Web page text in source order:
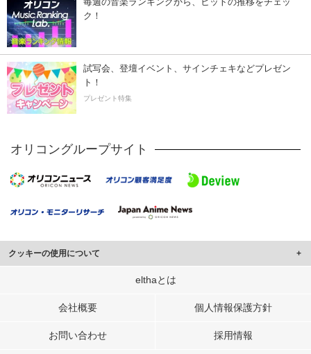
ク！
試写会、登壇イベント、サインチェキなどプレゼン
ト！
プレゼント特集
オリコングループサイト
クッキーの使用について
このサイトでは Cookie を使用して、ユーザーに合わせたコンテンツや広告の
行っています。
メディアや広告配信、データ解析の各パートナーに提供しています。
elthaとは
会社概要 個人情報保護方針
お問い合わせ 採用情報